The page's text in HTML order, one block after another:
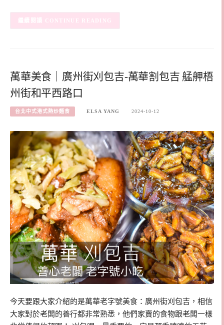
CONTINUE READING
萬華美食｜廣州街刈包吉-萬華割包吉 艋舺梧
州街和平西路口
台北中式港式熱炒麵食 ELSA YANG 2024-10-12
今天要跟大家介紹的是萬華老字號美食：廣州街刈包吉，相信
大家對於老闆的善行都非常熟悉，他們家賣的食物跟老闆一樣